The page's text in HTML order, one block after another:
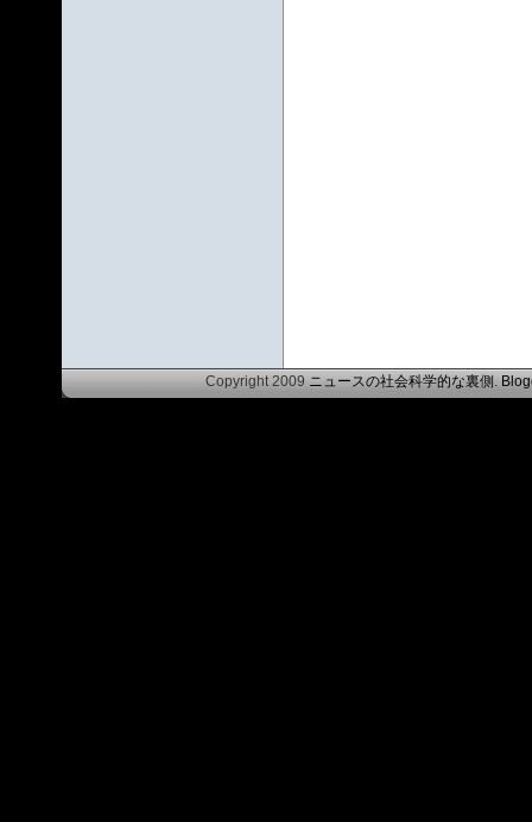
Copyright 2009 ニュースの社会科学的な裏側.